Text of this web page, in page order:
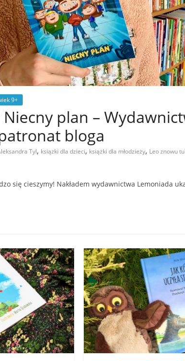
9+
Niecny plan –
bloga
Tyl, książki dla dzieci, książki dla młodzieży, Leo znowu
się cieszymy! Nakładem wydawnictwa Lemoniada